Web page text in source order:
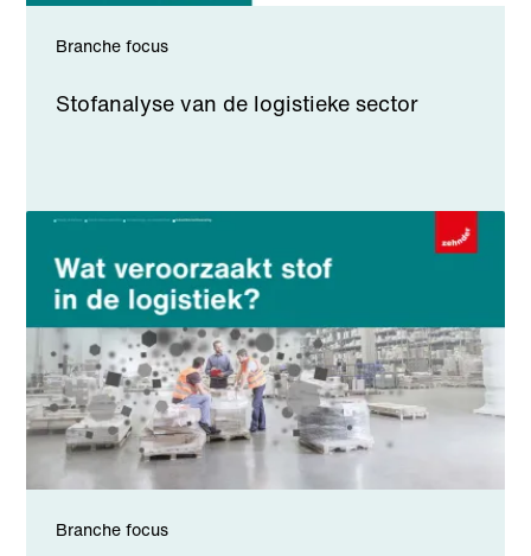
Branche focus
Stofanalyse van de logistieke sector
Branche focus